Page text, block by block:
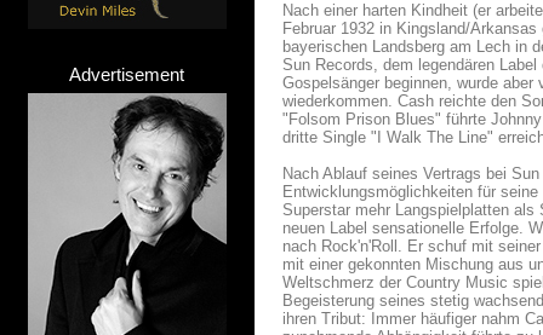
Advertisement
Nach einer harten Kindheit (er
Februar 1932 in Kingsland/
bayerischen Landsberg am Lech in
Sun Records, dem legendären
Gospelsänger beginnen, wurde
wiederkommen. Cash reichte den
"Folsom Prison Blues" führte
dritte Single "I Walk The Line"
Nach Ablauf seines Vertrags bei
Entwicklungsmöglichkeiten für
Superstar mehr Langspielplatten
neuen Label sensationelle Erfolge.
nach Rock'n'Roll. Er schuf mit
mit einer gekonnten Mischung aus
Weltschmerz der Country Music
Begeisterung seines stetig
ihren Tribut: Immer häufiger nahm